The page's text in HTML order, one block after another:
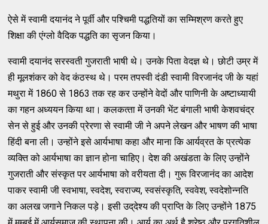
ऐसे में स्‍वामी दयानंद ने पूर्वी और पश्‍चिमी पद्धतियों का सम्‍मिश्रण करते हुए
शिक्षा की एंग्‍लो वैदिक पद्धति का सृजन किया।
स्‍वामी दयानंद सरस्‍वती गुजराती भाषी थे। उनके पिता वेदज्ञ थे। छोटी उम्र में
ही मूलशंकर को वेद कंठस्‍थ थे। परम तपस्‍वी दंडी स्‍वामी विरजानंद जी के यहां
मथुरा में 1860 से 1863 तक रह कर उन्‍होंने वेदों और पाणिनी के अष्‍टाध्‍यायी
का गहन अध्‍ययन किया था। कलकत्‍ता में उनकी भेंट बंगाली भाषी केशवचंद्र
सेन से हुई और उनकी प्रेरणा से स्‍वामी जी ने अपने लेखन और भाषण की भाषा
हिंदी बना ली। उन्‍होंने इसे आर्यभाषा कहा और माना कि आर्यव्रत के प्रत्‍येक
व्‍यक्‍ति को आर्यभाषा का ज्ञान होना चाहिए। देश की अखंडता के लिए उन्‍होंने
गुजराती और संस्‍कृत पर आर्यभाषा को वरीयता दी। गुरू विरजानंद का आदेश
पाकर स्‍वामी जी स्‍वभाषा, स्‍वदेश, स्‍वराज्‍य, स्‍वसंस्‍कृति, स्‍ववेश, स्‍वदेशोन्‍नति
का अलख जगाने निकल पड़े। इसी उद्‌देश्‍य की प्राप्‍ति के लिए उन्‍होंने 1875